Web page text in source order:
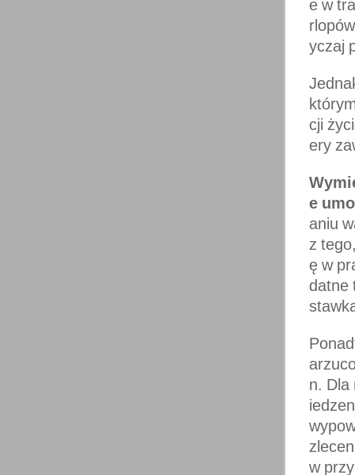
e w
yczaj
cji
ery
e
aniu
z
ę w
datne
n. Dla
w